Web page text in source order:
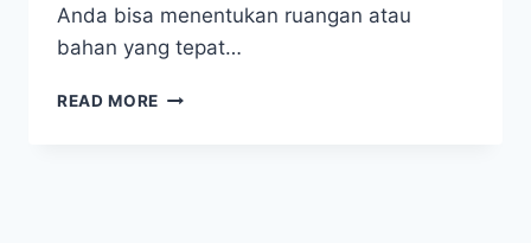
Anda bisa menentukan ruangan atau
bahan yang tepat…
READ MORE HARGA